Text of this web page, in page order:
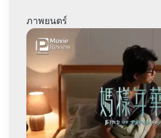
ภาพยนตร์